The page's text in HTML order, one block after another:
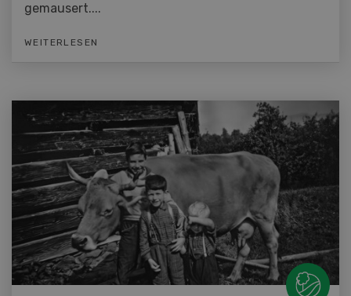
gemausert....
WEITERLESEN